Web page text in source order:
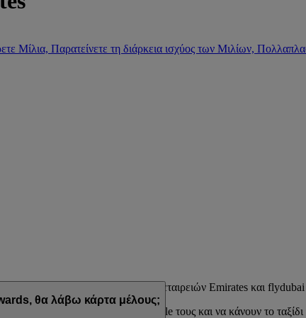
Μίλια, Παρατείνετε τη διάρκεια ισχύος των Μιλίων,
επιβράβευσης των αεροπορικών εταιρειών Emirates και
να ταιριάζουν στο lifestyle τους και να κάνουν το
θα λάβω κάρτα μέλους;